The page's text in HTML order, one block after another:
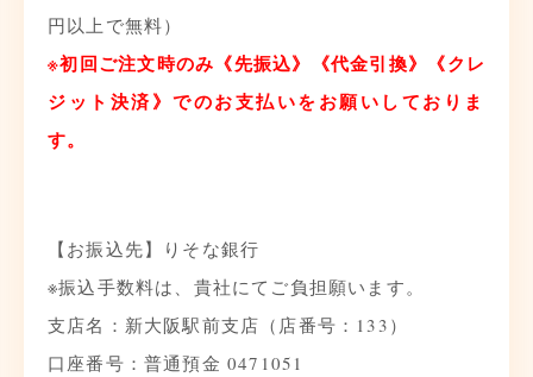
円以上で無料）
※初回ご注文時のみ《先振込》《代金引換》
《クレ
ジット決済》でのお支払いをお願いしておりま
す。
【お振込先】りそな銀行
※振込手数料は、貴社にてご負担願います。
支店名：新大阪駅前支店（店番号：133）
口座番号：普通預金 0471051